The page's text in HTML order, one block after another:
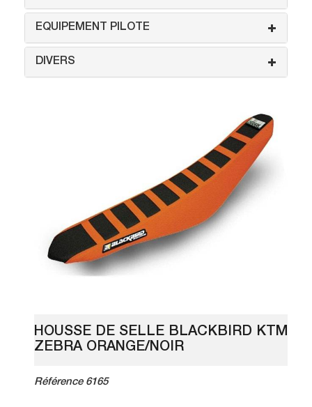
EQUIPEMENT PILOTE
DIVERS
HOUSSE DE SELLE BLACKBIRD KTM
ZEBRA ORANGE/NOIR
Référence 6165